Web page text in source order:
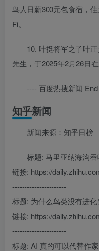
鸟人日薪300元包食宿，
Fi。
10. 叶挺将军之子叶
先生，于2025年2月26日
---- 百度热搜新闻 End
知乎新闻
新闻来源：知乎日榜
标题: 马里亚纳海沟
链接: https://
----------------------
标题: 为什么鸟类没有进
链接: https://
----------------------
标题: AI 真的可以代替作